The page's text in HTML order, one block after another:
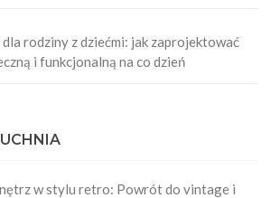
dla rodziny z dziećmi: jak zaprojektować
i funkcjonalną na co dzień
w stylu retro: Powrót do vintage i